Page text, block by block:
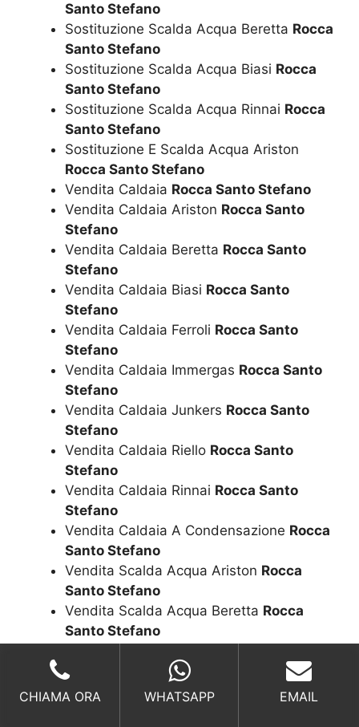
Santo Stefano
Sostituzione Scalda Acqua Beretta Rocca
Santo Stefano
Sostituzione Scalda Acqua Biasi Rocca
Santo Stefano
Sostituzione Scalda Acqua Rinnai Rocca
Santo Stefano
Sostituzione E Scalda Acqua Ariston
Rocca Santo Stefano
Vendita Caldaia Rocca Santo Stefano
Vendita Caldaia Ariston Rocca Santo
Stefano
Vendita Caldaia Beretta Rocca Santo
Stefano
Vendita Caldaia Biasi Rocca Santo
Stefano
Vendita Caldaia Ferroli Rocca Santo
Stefano
Vendita Caldaia Immergas Rocca Santo
Stefano
Vendita Caldaia Junkers Rocca Santo
Stefano
Vendita Caldaia Riello Rocca Santo
Stefano
Vendita Caldaia Rinnai Rocca Santo
Stefano
Vendita Caldaia A Condensazione Rocca
Santo Stefano
Vendita Scalda Acqua Ariston Rocca
Santo Stefano
Vendita Scalda Acqua Beretta Rocca
Santo Stefano
Stefano
Vendita Scalda Acqua Rinnai
Rocca
CHIAMA ORA WHATSAPP EMAIL